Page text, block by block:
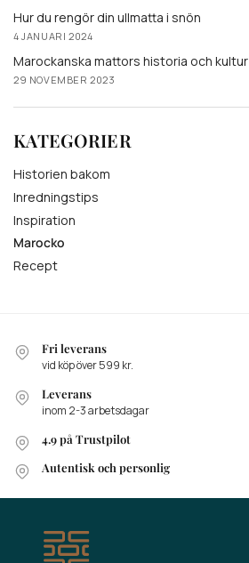
Hur du rengör din ullmatta i snön
4 JANUARI 2024
Marockanska mattors historia och kultur
29 NOVEMBER 2023
KATEGORIER
Historien bakom
Inredningstips
Inspiration
Marocko
Recept
Fri leverans
vid köp över 599 kr.
Leverans
inom 2-3 arbetsdagar
4.9 på Trustpilot
Autentisk och personlig